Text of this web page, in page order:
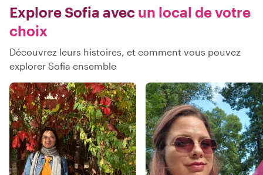
Explore Sofia avec un local de votre
choix
Découvrez leurs histoires, et comment vous pouvez
explorer Sofia ensemble